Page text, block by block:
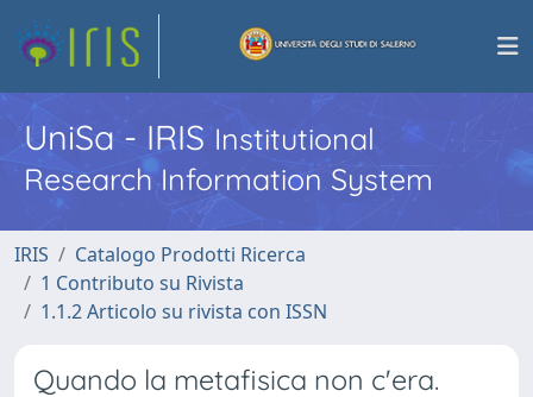
UniSa - IRISInstitutional
Research Information System
IRIS
Catalogo Prodotti Ricerca
1 Contributo su Rivista
1.1.2 Articolo su rivista con ISSN
Quando la metafisica non c'era.